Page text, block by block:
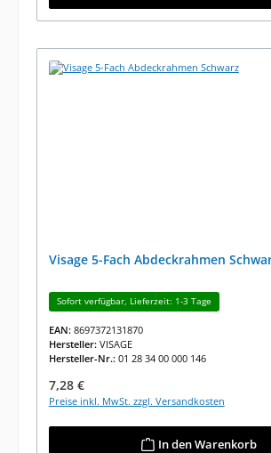
Visage 5-Fach Abdeckrahmen
Sofort verfügbar, Lieferzeit: 1-3 Tage
EAN: 8697372131870
Hersteller: VISAGE
Hersteller-Nr.: 01 28 34 00 000 146
Regulärer Preis:
7,28 €
Preise inkl. MwSt. zzgl. Versandkosten
In den Warenkorb